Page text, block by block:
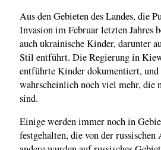
Aus den Gebieten des Landes, die
Invasion im Februar letzten Jahres
auch ukrainische Kinder, darunter
Stil entführt. Die Regierung in
entführte Kinder dokumentiert, und
wahrscheinlich noch viel mehr,
sind.
Einige werden immer noch in
festgehalten, die von der russischen